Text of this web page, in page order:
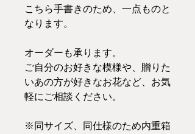
こちら手書きのため、一点ものと
なります。
オーダーも承ります。
ご自分のお好きな模様や、贈りた
いあの方が好きなお花など、お気
軽にご相談ください。
※同サイズ、同仕様のため内重箱